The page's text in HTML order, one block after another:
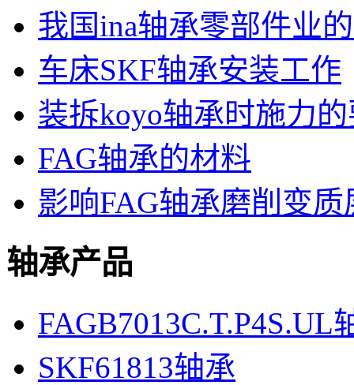
我国ina轴承零部件业
车床SKF轴承安装工作
装拆koyo轴承时施力
FAG轴承的材料
影响FAG轴承磨削变
轴承产品
FAGB7013C.T.P4S.UL
SKF61813轴承